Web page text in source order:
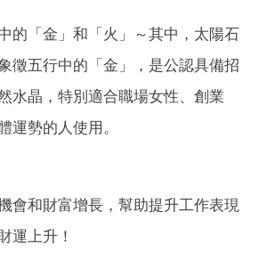
的「金」和「火」～其中，太陽石
徵五行中的「金」，是公認具備招
水晶，特別適合職場女性、創業
運勢的人使用。
會和財富增長，幫助提升工作表現
運上升！